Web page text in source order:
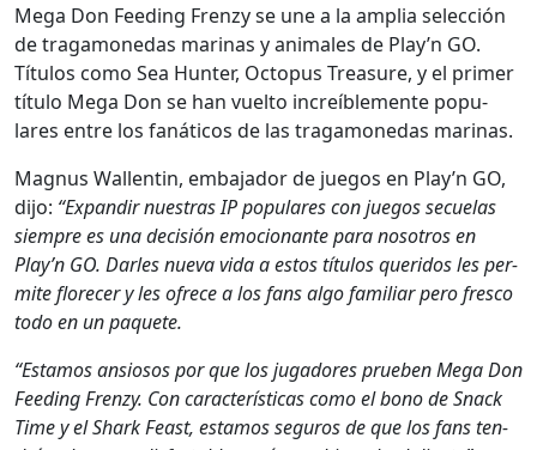
Mega Don Feed­ing Fren­zy se une a la amplia selec­ción
de trag­a­monedas mari­nas y ani­males de Play’n GO.
Títu­los como Sea Hunter, Octo­pus Trea­sure, y el primer
títu­lo Mega Don se han vuel­to increíble­mente pop­u­
lares entre los fanáti­cos de las trag­a­monedas mari­nas.
Mag­nus Wal­lentin, emba­jador de jue­gos en Play’n GO,
dijo: “Expandir nues­tras IP pop­u­lares con jue­gos secue­las
siem­pre es una decisión emo­cio­nante para nosotros en
Play’n GO. Dar­les nue­va vida a estos títu­los queri­dos les per­
mite flo­re­cer y les ofrece a los fans algo famil­iar pero fres­co
todo en un paque­te.
“Esta­mos ansiosos por que los jugadores prueben Mega Don
Feed­ing Fren­zy. Con car­ac­terís­ti­cas como el bono de Snack
Time y el Shark Feast, esta­mos seguros de que los fans ten­